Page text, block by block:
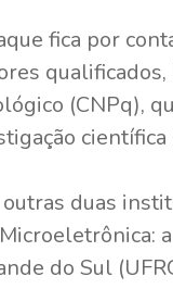
fica por
(CNPq),
científica
duas
do Sul